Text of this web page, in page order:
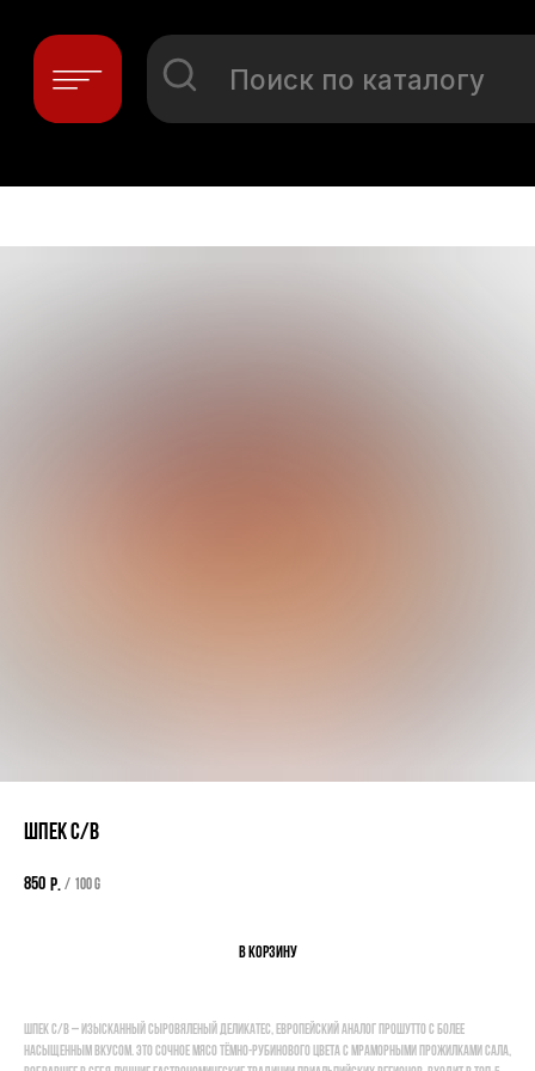
Поиск по каталогу
Шпек с/в
850 р. / 100 g
В корзину
Шпек с/в – изысканный сыровяленый деликатес, европейский аналог прошутто с более
насыщенным вкусом. Это сочное мясо тёмно-рубинового цвета с мраморными прожилками сала,
Поиск по каталогу